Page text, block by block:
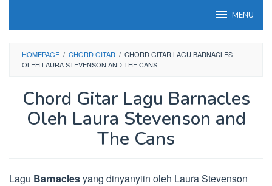
MENU
HOMEPAGE / CHORD GITAR / CHORD GITAR LAGU BARNACLES
OLEH LAURA STEVENSON AND THE CANS
Chord Gitar Lagu Barnacles
Oleh Laura Stevenson and
The Cans
Lagu Barnaclesyang dinyanyiin oleh Laura Stevenson